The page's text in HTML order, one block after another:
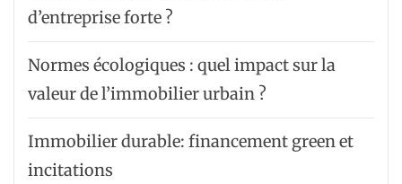
d’entreprise forte ?
Normes écologiques : quel impact sur la
valeur de l’immobilier urbain ?
Immobilier durable: financement green et
incitations